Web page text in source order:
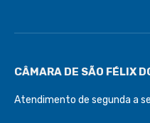
CÂMARA DE SÃO FÉLIX
Atendimento de segunda a